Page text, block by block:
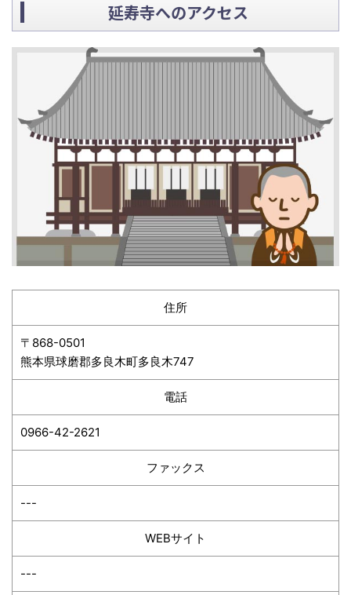
延寿寺へのアクセス
住所
〒868-0501
熊本県球磨郡多良木町多良木747
電話
0966-42-2621
ファックス
---
WEBサイト
---